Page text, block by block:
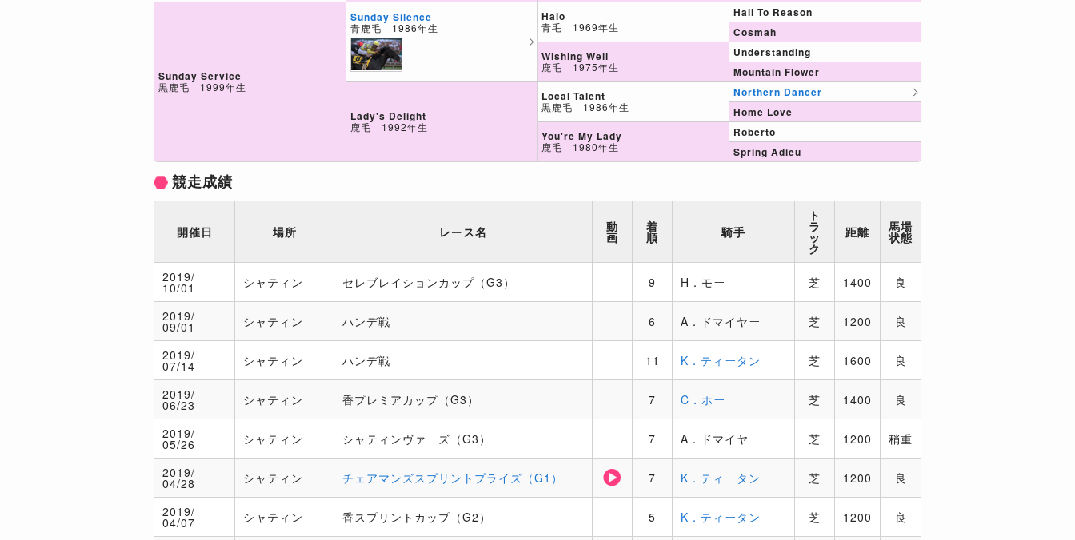
Sunday Service
黒鹿毛 1999年生
Sunday Silence
青鹿毛 1986年生
Lady's Delight
鹿毛 1992年生
Halo
青毛 1969年生
Wishing Well
鹿毛 1975年生
Local Talent
黒鹿毛 1986年生
You're My Lady
鹿毛 1980年生
Hail To Reason
Cosmah
Understanding
Mountain Flower
Northern Dancer
Home Love
Roberto
Spring Adieu
競走成績
開催日 場所 レース名 動
画
着
順 騎手
ト
ラ
ッ
ク
距離 馬場
状態
2019/
10/01 シャティン セレブレイションカップ（G3） 9 H．モー 芝 1400 良
2019/
09/01 シャティン ハンデ戦 6 A．ドマイヤー 芝 1200 良
2019/
07/14 シャティン ハンデ戦 11 K．ティータン 芝 1600 良
2019/
06/23 シャティン 香プレミアカップ（G3） 7 C．ホー 芝 1400 良
2019/
05/26 シャティン シャティンヴァーズ（G3） 7 A．ドマイヤー 芝 1200 稍重
2019/
04/28 シャティン チェアマンズスプリントプライズ（G1） 7 K．ティータン 芝 1200 良
2019/
04/07 シャティン 香スプリントカップ（G2） 5 K．ティータン 芝 1200 良